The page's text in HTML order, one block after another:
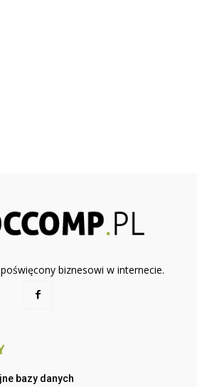
biznesowi w internecie.
bazy danych